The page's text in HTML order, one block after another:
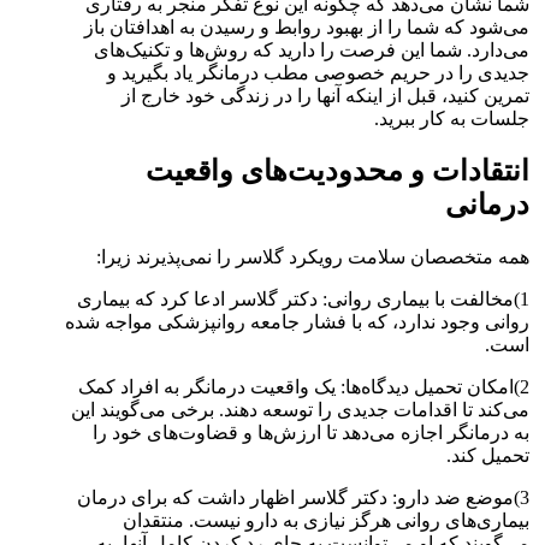
شما نشان می‌دهد که چگونه این نوع تفکر منجر به رفتاری
می‌شود که شما را از بهبود روابط و رسیدن به اهدافتان باز
می‌دارد. شما این فرصت را دارید که روش‌ها و تکنیک‌های
جدیدی را در حریم خصوصی مطب درمانگر یاد بگیرید و
تمرین کنید، قبل از اینکه آنها را در زندگی خود خارج از
جلسات به کار ببرید.
انتقادات و محدودیت‌های واقعیت
درمانی
همه متخصصان سلامت رویکرد گلاسر را نمی‌پذیرند زیرا:
1)مخالفت با بیماری روانی: دکتر گلاسر ادعا کرد که بیماری
روانی وجود ندارد، که با فشار جامعه روانپزشکی مواجه شده
است.
2)امکان تحمیل دیدگاه‌ها: یک واقعیت درمانگر به افراد کمک
می‌کند تا اقدامات جدیدی را توسعه دهند. برخی می‌گویند این
به درمانگر اجازه می‌دهد تا ارزش‌ها و قضاوت‌های خود را
تحمیل کند.
3)موضع ضد دارو: دکتر گلاسر اظهار داشت که برای درمان
بیماری‌های روانی هرگز نیازی به دارو نیست. منتقدان